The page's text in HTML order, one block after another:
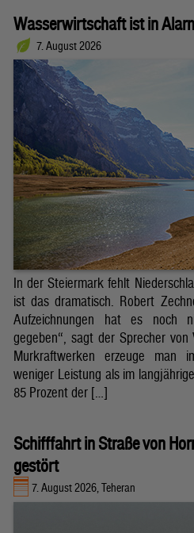
Wasserwirtschaft ist in
7. August 2026
In der Steiermark fehlt
ist das dramatisch. Robert
Aufzeichnungen hat es noch
gegeben“, sagt der Sprecher von
Murkraftwerken erzeuge man
weniger Leistung als im
85 Prozent der […]
Schifffahrt in Straße von
gestört
7. August 2026, Teheran